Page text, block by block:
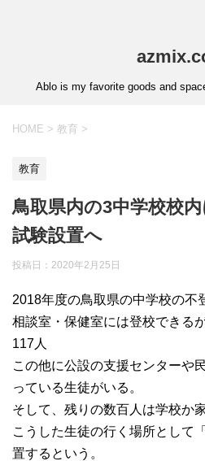
Ablo is my favorite goods and
HOME > 教育 >
教育
鳥取県内の3中学校校
試験設置へ
投稿日： 2020年2月25日
2018年度の鳥取県の中学校の不
相談室・保健室には登校できる
117人
この他に公設の支援センターや
っている生徒がいる。
そして、残りの数百人は学校か
こうした生徒の行く場所として
置するという。